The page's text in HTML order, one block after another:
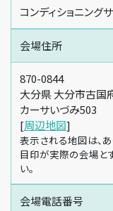
コンディショニング
会場住所
870-0844
大分県 大分市古国
カーサいづみ503
[周辺地図]
表示される地図は、あ
目印が実際の会場と
い。
会場電話番号